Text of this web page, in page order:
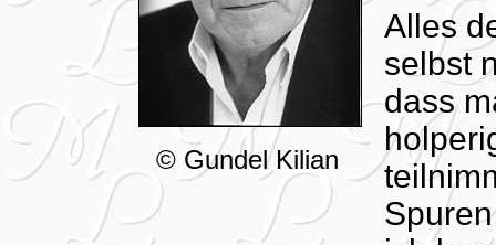
© Gundel Kilian
Alles
selbst
dass